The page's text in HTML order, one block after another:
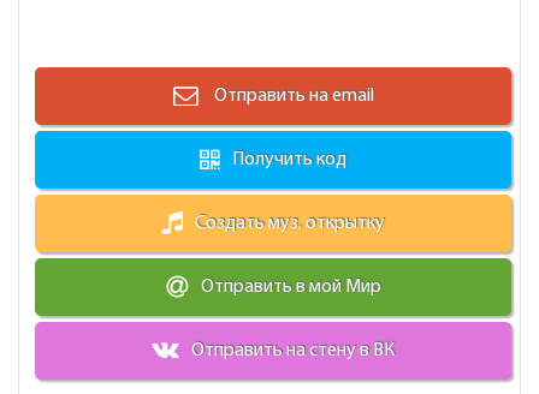
Отправить на email
Получить код
Создать муз. открытку
Отправить в мой Мир
Отправить на стену в ВК